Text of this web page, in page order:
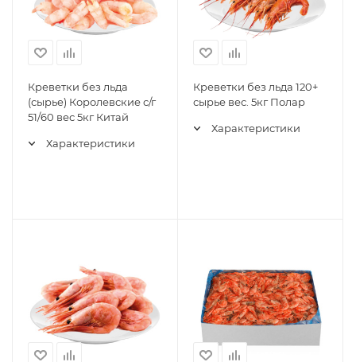
Креветки без льда
(сырье) Королевские с/г
51/60 вес 5кг Китай
Характеристики
Креветки без льда 120+
сырье вес. 5кг Полар
Характеристики